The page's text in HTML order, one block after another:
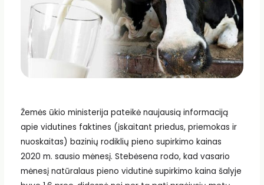
Žemės ūkio ministerija pateikė naujausią informaciją
apie vidutines faktines (įskaitant priedus, priemokas ir
nuoskaitas) bazinių rodiklių pieno supirkimo kainas
2020 m. sausio mėnesį. Stebėsena rodo, kad vasario
mėnesį natūralaus pieno vidutinė supirkimo kaina šalyje